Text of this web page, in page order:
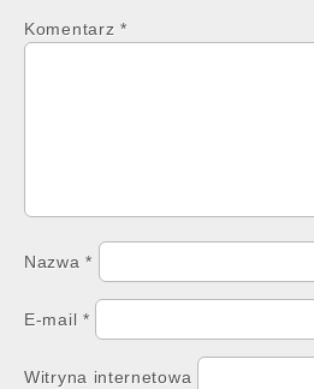
Komentarz *
Nazwa*
E-mail *
Witryna internetowa